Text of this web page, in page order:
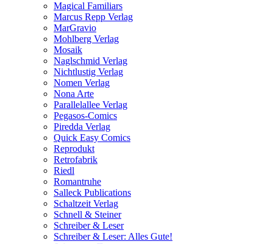
Magical Familiars
Marcus Repp Verlag
MarGravio
Mohlberg Verlag
Mosaik
Naglschmid Verlag
Nichtlustig Verlag
Nomen Verlag
Nona Arte
Parallelallee Verlag
Pegasos-Comics
Piredda Verlag
Quick Easy Comics
Reprodukt
Retrofabrik
Riedl
Romantruhe
Salleck Publications
Schaltzeit Verlag
Schnell & Steiner
Schreiber & Leser
Schreiber & Leser: Alles Gute!